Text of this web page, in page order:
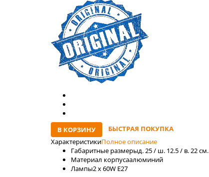
В КОРЗИНУ
БЫСТРАЯ ПОКУПКА
ХарактеристикиПолное описание
Габаритные размерыд. 25 / ш. 12.5 / в. 22 см.
Материал корпусаалюминий
Лaмпы2 x 60W E27